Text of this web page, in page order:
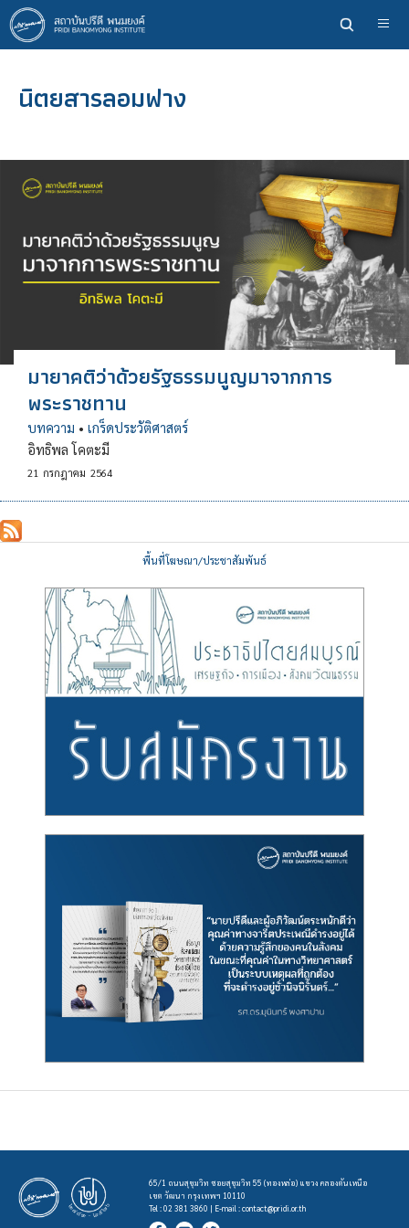
ข้าม
ไป
ยัง
หลักนิตยสารลอมฟาง
มายาคติว่าด้วยรัฐธรรมนูญมาจากการ
พระราชทาน
บทความ • เกร็ดประวัติศาสตร์
อิทธิพล โคตะมี
21 กรกฎาคม 2564
พื้นที่โฆษณา/ประชาสัมพันธ์
65/1 ถนนสุขุมวิท ซอยสุขุมวิท 55 (ทองหล่อ) แขวง คลองตันเหนือ
เขต วัฒนา กรุงเทพฯ 10110
Tel : 02 381 3860 | E-mail :contact@pridi.or.th